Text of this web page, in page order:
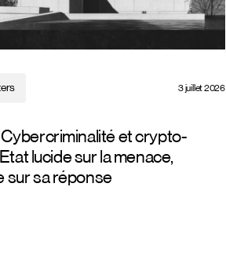
3 juillet 2026
Cybercriminalité et crypto-
lucide sur la menace,
sur sa réponse